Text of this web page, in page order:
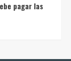
pagar las